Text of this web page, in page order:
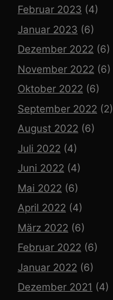
Februar 2023 (4)
Januar 2023 (6)
Dezember 2022 (6)
November 2022 (6)
Oktober 2022 (6)
September 2022 (2)
August 2022 (6)
Juli 2022 (4)
Juni 2022 (4)
Mai 2022 (6)
April 2022 (4)
März 2022 (6)
Februar 2022 (6)
Januar 2022 (6)
Dezember 2021 (4)